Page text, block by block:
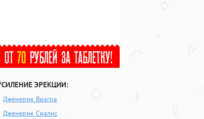
ЭРЕКЦИИ:
Дженерик Виагра
Дженерик Сиалис